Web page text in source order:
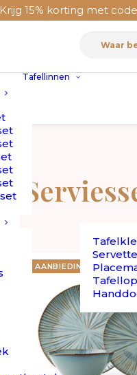
15% korting met code:
Tafellinnen
AANBIEDING!